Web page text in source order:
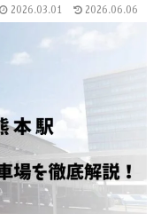
2026.03.01 2026.06.06